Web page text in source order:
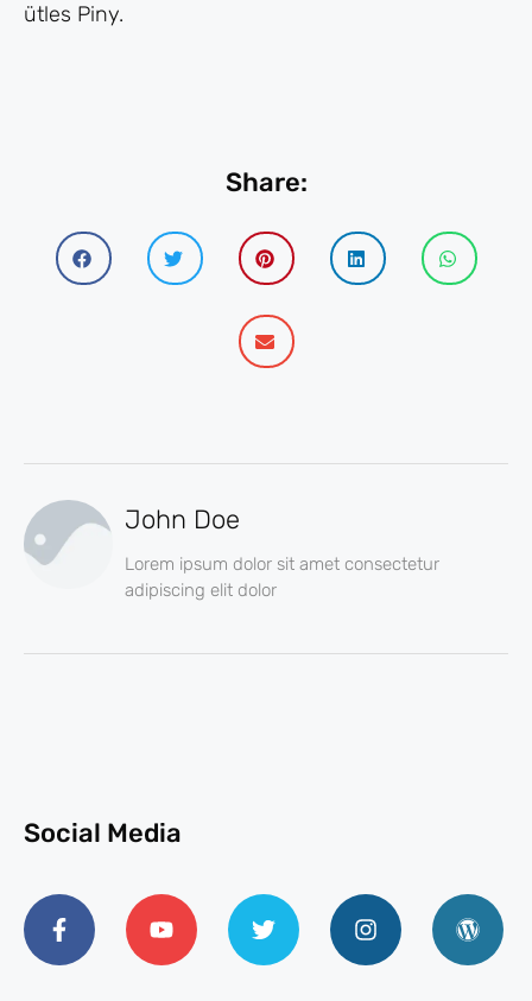
ütles Piny.
Share:
John Doe
Lorem ipsum dolor sit amet consectetur
adipiscing elit dolor
Social Media